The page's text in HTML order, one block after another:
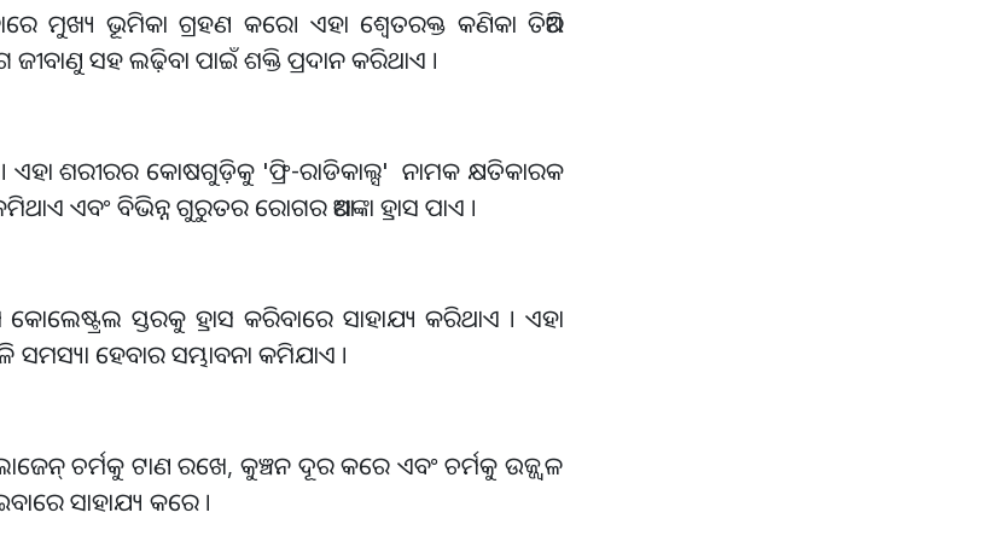
ମୁଖ୍ୟ ଭୂମିକା ଗ୍ରହଣ କରେ। ଏହା ଶ୍ବେତରକ୍ତ କଣିକା ତିଆରି
ସହ ଲଢ଼ିବା ପାଇଁ ଶକ୍ତି ପ୍ରଦାନ କରିଥାଏ ।
। ଏହା ଶରୀରର କୋଷଗୁଡ଼ିକୁ 'ଫ୍ରି-ରାଡିକାଲ୍ସ' ନାମକ କ୍ଷତିକାରକ
ଏବଂ ବିଭିନ୍ନ ଗୁରୁତର ରୋଗର ଆଶଙ୍କା ହ୍ରାସ ପାଏ ।
ସ୍ତରକୁ ହ୍ରାସ କରିବାରେ ସାହାଯ୍ୟ କରିଥାଏ । ଏହା
ହେବାର ସମ୍ଭାବନା କମିଯାଏ ।
ଚର୍ମକୁ ଟାଣ ରଖେ, କୁଞ୍ଚନ ଦୂର କରେ ଏବଂ ଚର୍ମକୁ ଉଜ୍ଜ୍ୱଳ
ସାହାଯ୍ୟ କରେ ।